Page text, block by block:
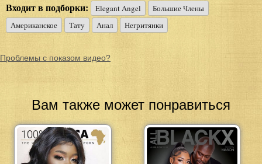
Входит в подборки: Elegant Angel
Большие Члены
Американское
Тату Анал Негритянки
Проблемы с показом видео?
Вам также может понравиться